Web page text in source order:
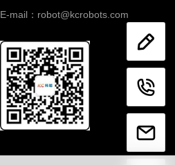
E-mail：robot@kcrobots.com